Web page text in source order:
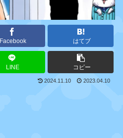
Facebook はてブ
LINE コピー
2024.11.10 2023.04.10